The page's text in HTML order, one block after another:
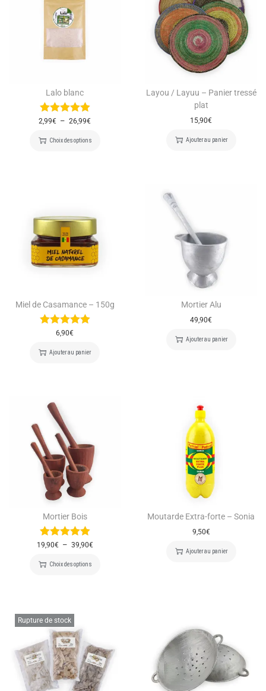
Lalo blanc
2,99€ – 26,99€
Choix des options
Layou / Layuu – Panier tressé
plat
15,90€
Ajouter au panier
Miel de Casamance – 150g
6,90€
Ajouter au panier
Mortier Alu
49,90€
Ajouter au panier
Mortier Bois
19,90€ – 39,90€
Choix des options
Moutarde Extra-forte – Sonia
9,50€
Ajouter au panier
Rupture de stock